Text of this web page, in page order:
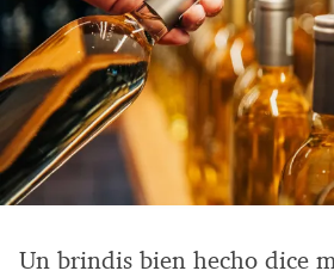
Un brindis bien hecho dice